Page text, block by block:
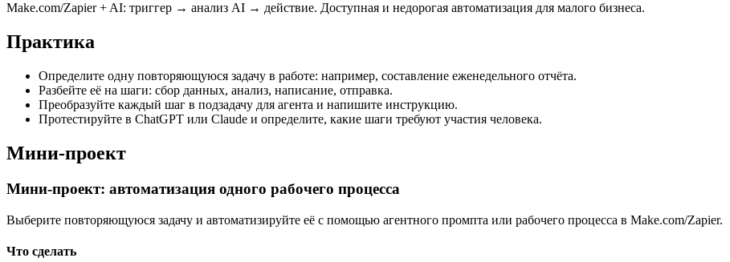
Make.com/Zapier + AI: триггер → анализ AI → действие. Доступная и недорогая автоматизация для малого бизнеса.
Практика
Определите одну повторяющуюся задачу в работе: например, составление еженедельного отчёта.
Разбейте её на шаги: сбор данных, анализ, написание, отправка.
Преобразуйте каждый шаг в подзадачу для агента и напишите инструкцию.
Протестируйте в ChatGPT или Claude и определите, какие шаги требуют участия человека.
Мини-проект
Мини-проект: автоматизация одного рабочего процесса
Выберите повторяющуюся задачу и автоматизируйте её с помощью агентного промпта или рабочего процесса в Make.com/Zapier.
Что сделать